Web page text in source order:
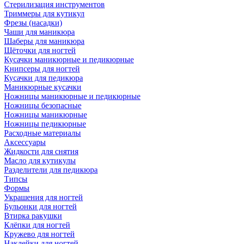
Стерилизация инструментов
Триммеры для кутикул
Фрезы (насадки)
Чаши для маникюра
Шаберы для маникюра
Щёточки для ногтей
Кусачки маникюрные и педикюрные
Книпсеры для ногтей
Кусачки для педикюра
Маникюрные кусачки
Ножницы маникюрные и педикюрные
Ножницы безопасные
Ножницы маникюрные
Ножницы педикюрные
Расходные материалы
Аксессуары
Жидкости для снятия
Масло для кутикулы
Разделители для педикюра
Типсы
Формы
Украшения для ногтей
Бульонки для ногтей
Втирка ракушки
Клёпки для ногтей
Кружево для ногтей